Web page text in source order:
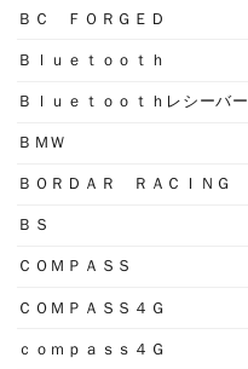
ＢＣ ＦＯＲＧＥＤ
Ｂｌｕｅｔｏｏｔｈ
Ｂｌｕｅｔｏｏｔｈレシーバー
ＢＭＷ
ＢＯＲＤＡＲ ＲＡＣＩＮＧ
ＢＳ
ＣＯＭＰＡＳＳ
ＣＯＭＰＡＳＳ４Ｇ
ｃｏｍｐａｓｓ４Ｇ